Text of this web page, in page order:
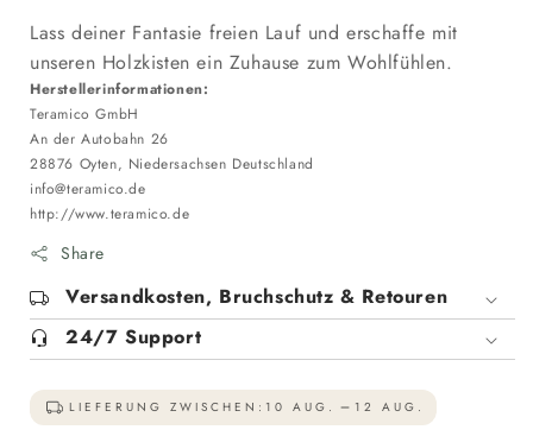
Lass deiner Fantasie freien Lauf und erschaffe mit
unseren Holzkisten ein Zuhause zum Wohlfühlen.
Herstellerinformationen:
Teramico GmbH
An der Autobahn 26
28876 Oyten, Niedersachsen Deutschland
info@teramico.de
http://www.teramico.de
Share
Versandkosten, Bruchschutz & Retouren
24/7 Support
LIEFERUNG ZWISCHEN: 10 AUG. 12 AUG.